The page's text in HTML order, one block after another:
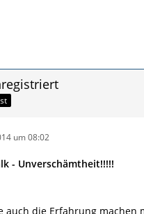
um 08:02
- Unverschämtheit!!!!!
auch die Erfahrung machen